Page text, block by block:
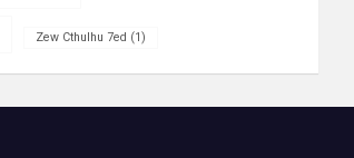
Zew Cthulhu 7ed (1)